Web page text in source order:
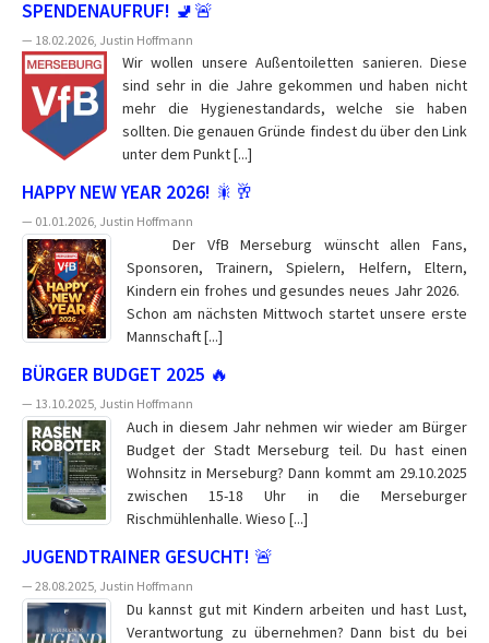
SPENDENAUFRUF! 🚽🚨
— 18.02.2026, Justin Hoffmann
Wir wollen unsere Außentoiletten sanieren. Diese
sind sehr in die Jahre gekommen und haben nicht
mehr die Hygienestandards, welche sie haben
sollten. Die genauen Gründe findest du über den Link
unter dem Punkt [...]
HAPPY NEW YEAR 2026! 🎇🥂
— 01.01.2026, Justin Hoffmann
Der VfB Merseburg wünscht allen Fans,
Sponsoren, Trainern, Spielern, Helfern, Eltern,
Kindern ein frohes und gesundes neues Jahr 2026.
Schon am nächsten Mittwoch startet unsere erste
Mannschaft [...]
BÜRGER BUDGET 2025 🔥
— 13.10.2025, Justin Hoffmann
Auch in diesem Jahr nehmen wir wieder am Bürger
Budget der Stadt Merseburg teil. Du hast einen
Wohnsitz in Merseburg? Dann kommt am 29.10.2025
zwischen 15-18 Uhr in die Merseburger
Rischmühlenhalle. Wieso [...]
JUGENDTRAINER GESUCHT! 🚨
— 28.08.2025, Justin Hoffmann
Du kannst gut mit Kindern arbeiten und hast Lust,
Verantwortung zu übernehmen? Dann bist du bei